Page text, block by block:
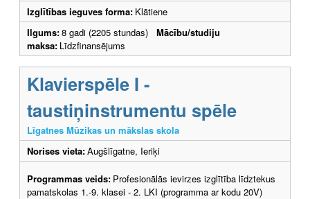
Izglītības ieguves forma: Klātiene
Ilgums:8 gadi (2205 stundas) Mācību/studiju
maksa: Līdzfinansējums
Klavierspēle I -
taustiņinstrumentu spēle
Līgatnes Mūzikas un mākslas skola
Norises vieta:Augšlīgatne, Ieriķi
Programmas veids: Profesionālās ievirzes izglītība līdztekus
pamatskolas 1.-9. klasei - 2. LKI (programma ar kodu 20V)